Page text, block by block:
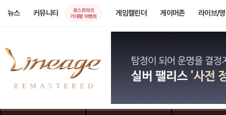
뉴스 커뮤니티
로스트아크
기대평 이벤트
게임캘린더 게이머존 라이브/